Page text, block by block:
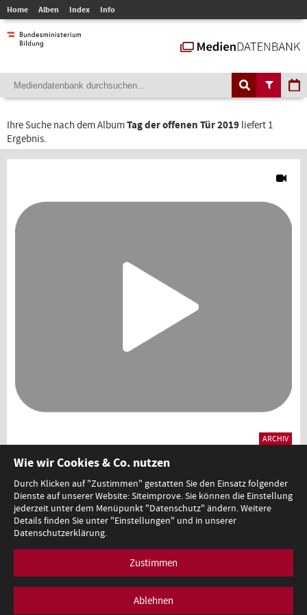
Home Alben Index Info
Ihre Suche nach dem AlbumTag der offenen Tür 2019 liefert 1
Ergebnis.
ARCHIV
Tag der offenen Tür 2019, Video
1
Datenschutz Barrierefreiheitserklärung
Wie wir Cookies & Co. nutzen
Durch Klicken auf "Zustimmen" gestatten Sie den Einsatz folgender
Dienste auf unserer Website: Siteimprove. Sie können die Einstellung
jederzeit unter dem Menüpunkt "Datenschutz" ändern. Weitere
Details finden Sie unter "Einstellungen" und in unserer
Datenschutzerklärung.
Zustimmen
Ablehnen